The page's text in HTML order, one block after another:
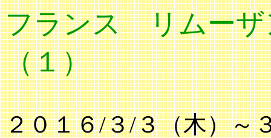
フランス リムーザ
（１）
２０１６/３/３（木）～